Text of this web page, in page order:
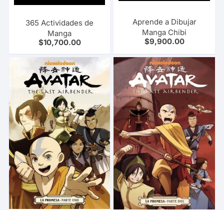
365 Actividades de
Manga
$10,700.00
Aprende a Dibujar
Manga Chibi
$9,900.00